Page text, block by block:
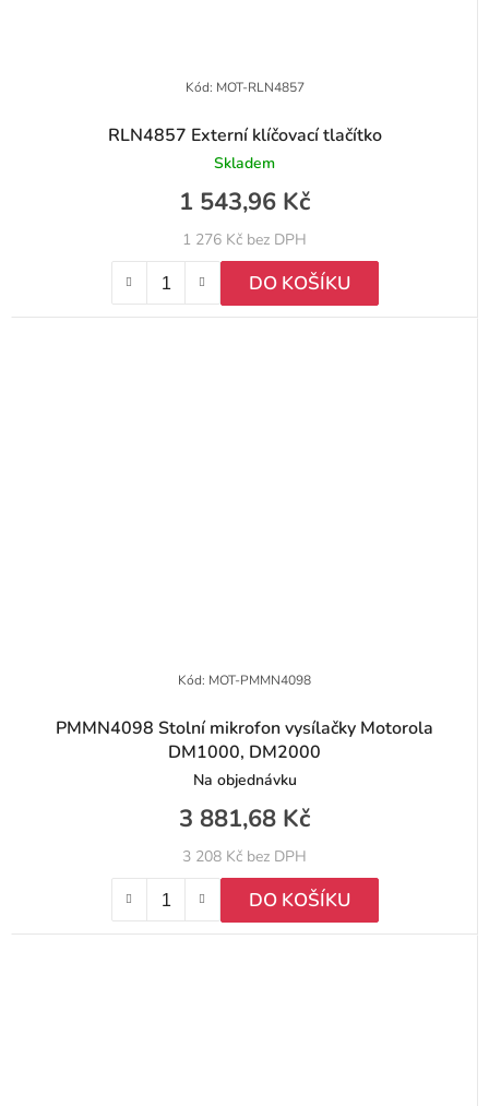
RLN4857 Externí klíčovací tlačítko
Skladem
1 276 Kč bez DPH
1 543,96 Kč
DO KOŠÍKU
Kód: MOT-RLN4857
PMMN4098 Stolní mikrofon vysílačky Motorola
DM1000, DM2000
Na objednávku
3 208 Kč bez DPH
3 881,68 Kč
DO KOŠÍKU
Kód: MOT-PMMN4098